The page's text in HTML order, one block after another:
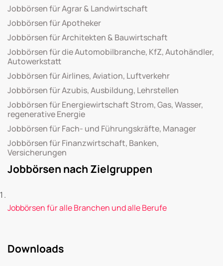
Jobbörsen für Agrar & Landwirtschaft
Jobbörsen für Apotheker
Jobbörsen für Architekten & Bauwirtschaft
Jobbörsen für die Automobilbranche, KfZ, Autohändler,
Autowerkstatt
Jobbörsen für Airlines, Aviation, Luftverkehr
Jobbörsen für Azubis, Ausbildung, Lehrstellen
Jobbörsen für Energiewirtschaft Strom, Gas, Wasser,
regenerative Energie
Jobbörsen für Fach- und Führungskräfte, Manager
Jobbörsen für Finanzwirtschaft, Banken,
Versicherungen
Jobbörsen nach Zielgruppen
Jobbörsen für alle Branchen und alle Berufe
Downloads